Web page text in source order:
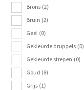
Brons (2)
Bruin (2)
Geel (0)
Gekleurde druppels (0)
Gekleurde strepen (0)
Goud (8)
Grijs (1)